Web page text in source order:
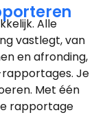
Alle
vastlegt, van
en afronding,
Je
Met één
rapportage